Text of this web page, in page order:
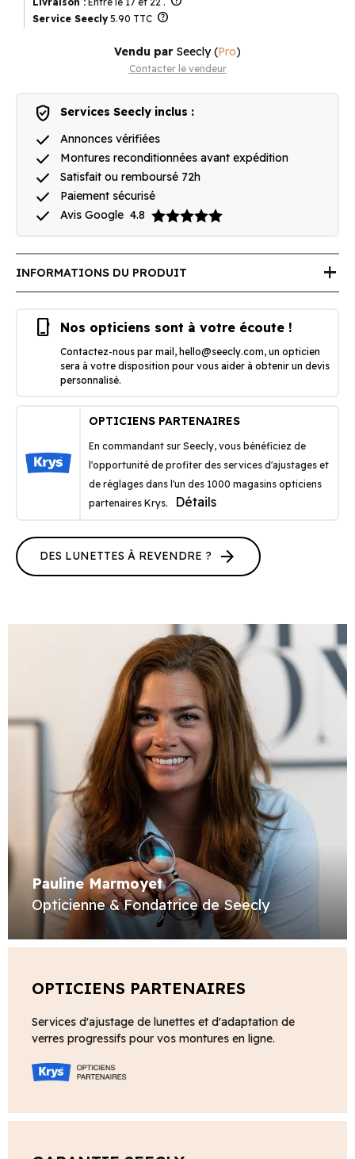
Service Seecly 5.90 TTC help
Vendu par Seecly(Pro)
Contacter le vendeur
verified_user Services Seecly inclus :
done Annonces vérifiées
done Montures reconditionnées avant expédition
done Satisfait ou remboursé 72h
done Paiement sécurisé
done Avis Google 4.8
INFORMATIONS DU PRODUIT add
phone_iphone Nos opticiens sont à votre écoute !
Contactez-nous par mail, hello@seecly.com, un opticien
sera à votre disposition pour vous aider à obtenir un devis
personnalisé.
OPTICIENS PARTENAIRES
En commandant sur Seecly, vous bénéficiez de
l'opportunité de profiter des services d'ajustages et
de réglages dans l'un des 1000 magasins opticiens
partenaires Krys.
Détails
DES LUNETTES À REVENDRE ? arrow_forward
Pauline Marmoyet
Opticienne & Fondatrice de Seecly
OPTICIENS PARTENAIRES
Services d'ajustage de lunettes et d'adaptation de
verres progressifs pour vos montures en ligne.